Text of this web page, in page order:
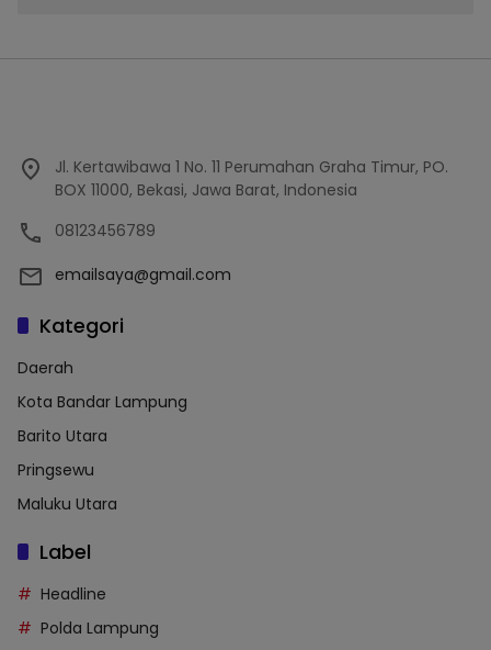
Jl. Kertawibawa 1 No. 11 Perumahan Graha Timur, PO.
BOX 11000, Bekasi, Jawa Barat, Indonesia
08123456789
emailsaya@gmail.com
Kategori
Daerah
Kota Bandar Lampung
Barito Utara
Pringsewu
Maluku Utara
Label
Headline
Polda Lampung